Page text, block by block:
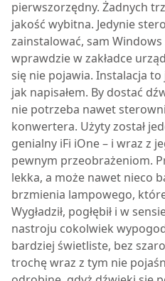
pierwszorzędny. Żadnych
jakość wybitna. Jedynie
zainstalować, sam
wprawdzie w zakładce
się nie pojawia. Instalacja
jak napisałem. By dostać
nie potrzeba nawet
konwertera. Użyty został
genialny iFi iOne – i wraz z
pewnym przeobrażeniom.
lekka, a może nawet nieco
brzmienia lampowego,
Wygładził, pogłębił i w
nastroju cokolwiek
bardziej świetliste, bez
trochę wraz z tym nie